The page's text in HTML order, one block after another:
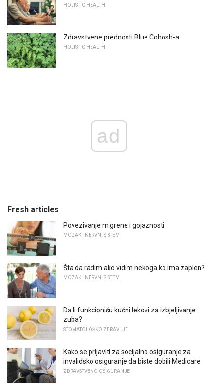
HOLISTIC HEALTH
Zdravstvene prednosti Blue Cohosh-a
HOLISTIC HEALTH
ad
Fresh articles
Povezivanje migrene i gojaznosti
MOZAK I NERVNI SISTEM
Šta da radim ako vidim nekoga ko ima zaplen?
MOZAK I NERVNI SISTEM
Da li funkcionišu kućni lekovi za izbjeljivanje
zuba?
STOMATOLOŠKO ZDRAVLJE
Kako se prijaviti za socijalno osiguranje za
invalidsko osiguranje da biste dobili Medicare
ZDRAVSTVENO OSIGURANJE